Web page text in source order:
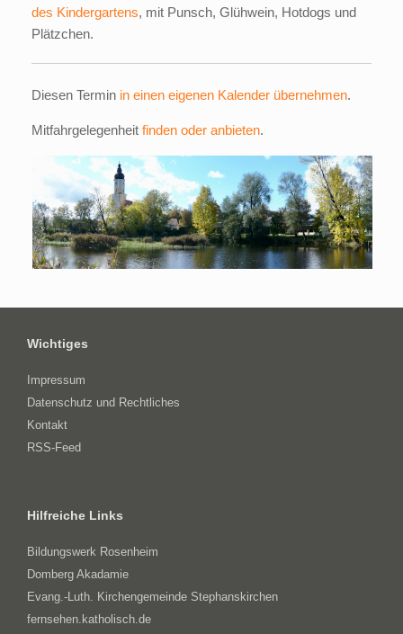
des Kindergartens, mit Punsch, Glühwein, Hotdogs und
Plätzchen.
Diesen Termin in einen eigenen Kalender übernehmen.
Mitfahrgelegenheit finden oder anbieten.
Wichtiges
Impressum
Datenschutz und Rechtliches
Kontakt
RSS-Feed
Hilfreiche Links
Bildungswerk Rosenheim
Domberg Akadamie
Evang.-Luth. Kirchengemeinde Stephanskirchen
fernsehen.katholisch.de